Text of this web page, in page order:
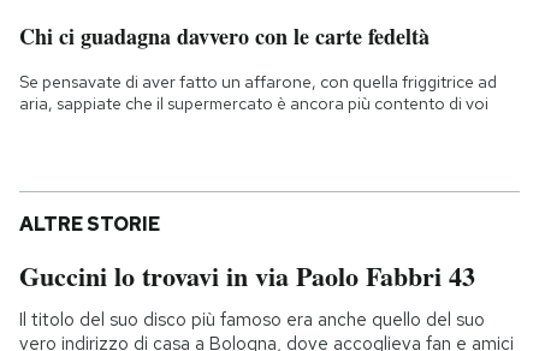
Chi ci guadagna davvero con le carte fedeltà
Se pensavate di aver fatto un affarone, con quella friggitrice ad
aria, sappiate che il supermercato è ancora più contento di voi
ALTRE STORIE
Guccini lo trovavi in via Paolo Fabbri 43
Il titolo del suo disco più famoso era anche quello del suo
vero indirizzo di casa a Bologna, dove accoglieva fan e amici